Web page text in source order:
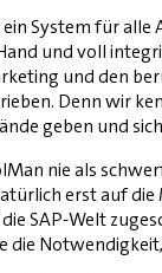
System für
und voll
und den
Denn wir
geben und
nie als
erst auf die
SAP-Welt